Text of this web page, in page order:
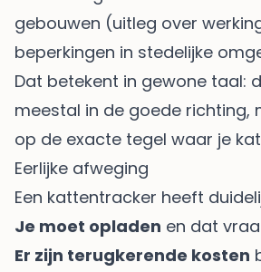
gebouwen (uitleg over
beperkingen in stedelijke
Dat betekent in gewone taal:
meestal in de goede richting,
op de exacte tegel waar je
Eerlijke afweging
Een kattentracker heeft
Je moet opladen en dat
Er zijn terugkerende kosten